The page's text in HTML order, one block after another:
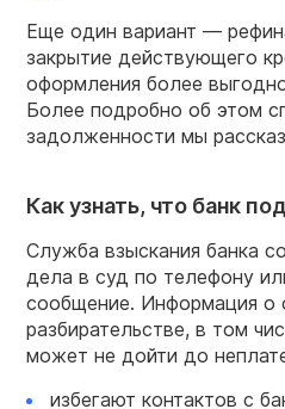
Еще один вариант —
закрытие действующего
оформления более
Более подробно об этом
задолженности мы
Как узнать, что банк
Служба взыскания банка
дела в суд по телефону
сообщение. Информация о
разбирательстве, в том
может не дойти до
избегают контактов с